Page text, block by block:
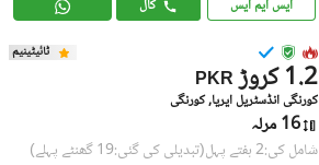
ایس ایم ایس کال
ٹائیٹینیم
PKR 1.2 کروڑ
کورنگی انڈسٹریل ایریا, کورنگی
16 مرلہ
شامل کی:2 ہفتے پہل (تبدیلی کی گئی:19 گھنٹے پہلے)